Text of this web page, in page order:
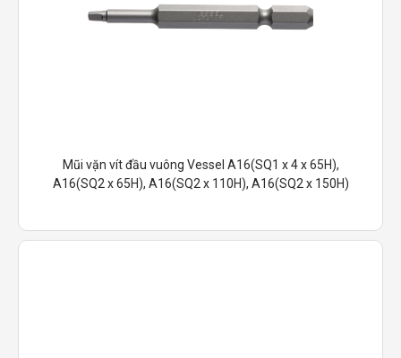
Mũi vặn vít đầu vuông Vessel A16(SQ1 x 4 x 65H),
A16(SQ2 x 65H), A16(SQ2 x 110H), A16(SQ2 x 150H)